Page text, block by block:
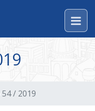
/ 2019